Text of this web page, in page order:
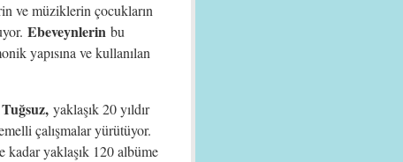
ve müziklerin çocukların
Ebeveynlerin bu
yapısına ve kullanılan
yaklaşık 20 yıldır
çalışmalar yürütüyor.
kadar yaklaşık 120 albüme